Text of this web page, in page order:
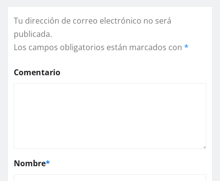
Tu dirección de correo electrónico no será
publicada.
Los campos obligatorios están marcados con *
Comentario
Nombre*